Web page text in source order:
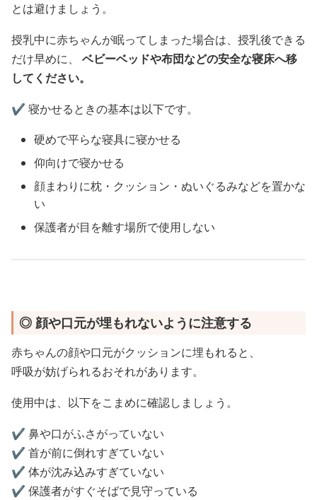
とは避けましょう。
授乳中に赤ちゃんが眠ってしまった場合は、授乳後できる
だけ早めに、 ベビーベッドや布団などの安全な寝床へ移
してください。
✔️ 寝かせるときの基本は以下です。
硬めで平らな寝具に寝かせる
仰向けで寝かせる
顔まわりに枕・クッション・ぬいぐるみなどを置かな
い
保護者が目を離す場所で使用しない
◎ 顔や口元が埋もれないように注意する
赤ちゃんの顔や口元がクッションに埋もれると、
呼吸が妨げられるおそれがあります。
使用中は、以下をこまめに確認しましょう。
✔️ 鼻や口がふさがっていない
✔️ 首が前に倒れすぎていない
✔️ 体が沈み込みすぎていない
✔️ 保護者がすぐそばで見守っている